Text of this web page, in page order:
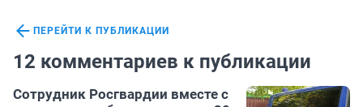
ПЕРЕЙТИ К ПУБЛИКАЦИИ
12 комментариев к публикации
Сотрудник Росгвардии вместе с